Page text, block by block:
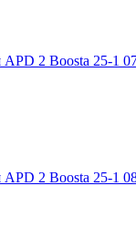
2 Boosta 25-1
2 Boosta 25-1